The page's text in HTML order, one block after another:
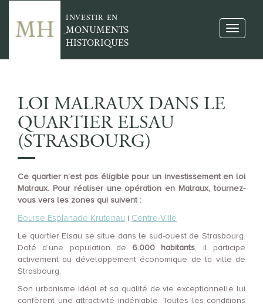
INVESTIR EN
MONUMENTS
HISTORIQUES
LOI MALRAUX DANS LE
QUARTIER ELSAU
(STRASBOURG)
Ce quartier n’est pas éligible pour un investissement en loi
Malraux. Pour réaliser une opération en Malraux, tournez-
vous vers les zones qui suivent :
Bourse Esplanade Krutenau | Centre-Ville
Le quartier Elsau se situe dans le sud-ouest de Strasbourg.
Doté d’une population de 6.000 habitants, il participe
activement au développement économique de la ville de
Strasbourg.
Son urbanisme idéal et sa qualité de vie exceptionnelle lui
confèrent une attractivité indéniable. Toutes les conditions